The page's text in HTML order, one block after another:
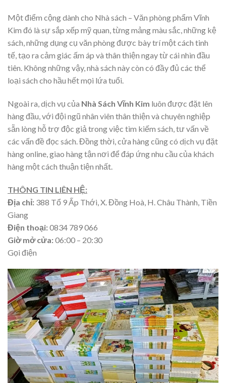
Một điểm cộng dành cho Nhà sách – Văn phòng phẩm Vĩnh
Kim đó là sự sắp xếp mỹ quan, từng mảng màu sắc, những kệ
sách, những dụng cụ văn phòng được bày trí một cách tinh
tế, tạo ra cảm giác ấm áp và thân thiện ngay từ cái nhìn đầu
tiên. Không những vậy, nhà sách này còn có đầy đủ các thể
loại sách cho hầu hết mọi lứa tuổi.
Ngoài ra, dịch vụ của Nhà Sách Vĩnh Kim luôn được đặt lên
hàng đầu, với đội ngũ nhân viên thân thiện và chuyên nghiệp
sẵn lòng hỗ trợ độc giả trong việc tìm kiếm sách, tư vấn về
các vấn đề đọc sách. Đồng thời, cửa hàng cũng có dịch vụ đặt
hàng online, giao hàng tận nơi để đáp ứng nhu cầu của khách
hàng một cách thuận tiện nhất.
THÔNG TIN LIÊN HỆ:
Địa chỉ: 388 Tổ 9 Ấp Thới, X. Đồng Hoà, H. Châu Thành, Tiền
Giang
Điện thoại:0834 789 066
Giờ mở cửa:06:00 – 20:30
Gọi điện